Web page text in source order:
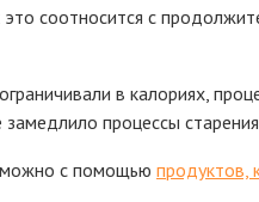
соотносится с
в калориях,
процессы
можно с помощью продуктов,